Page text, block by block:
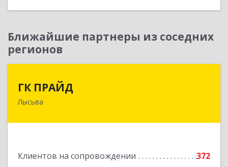
Ближайшие партнеры из соседних
регионов
ГК ПРАЙД
Лысьва
Клиентов на сопровождении
372
618909, Пермский край, Лысьва г, Репина ул,